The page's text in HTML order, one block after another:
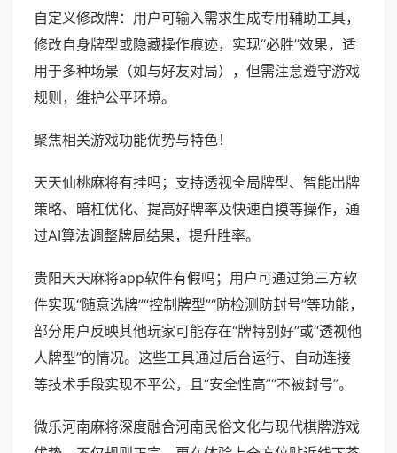
自定义修改牌：用户可输入需求生成专用辅助工具，
修改自身牌型或隐藏操作痕迹，实现“必胜”效果，适
用于多种场景（如与好友对局），但需注意遵守游戏
规则，维护公平环境。
聚焦相关游戏功能优势与特色！
天天仙桃麻将有挂吗；支持透视全局牌型、智能出牌
策略、暗杠优化、提高好牌率及快速自摸等操作，通
过AI算法调整牌局结果，提升胜率。
贵阳天天麻将app软件有假吗；用户可通过第三方软
件实现“随意选牌”“控制牌型”“防检测防封号”等功能，
部分用户反映其他玩家可能存在“牌特别好”或“透视他
人牌型”的情况。这些工具通过后台运行、自动连接
等技术手段实现不平公，且“安全性高”“不被封号”。
微乐河南麻将深度融合河南民俗文化与现代棋牌游戏